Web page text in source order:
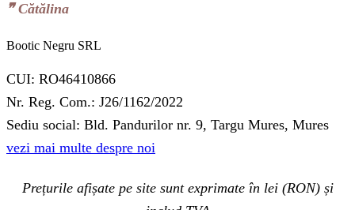
❞‬ Cătălina
Bootic Negru SRL
CUI: RO46410866
Nr. Reg. Com.: J26/1162/2022
Sediu social: Bld. Pandurilor nr. 9, Targu Mures, Mures
vezi mai multe despre noi
Prețurile afișate pe site sunt exprimate în lei (RON) și